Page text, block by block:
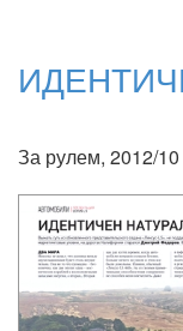
За рулем, 2012/